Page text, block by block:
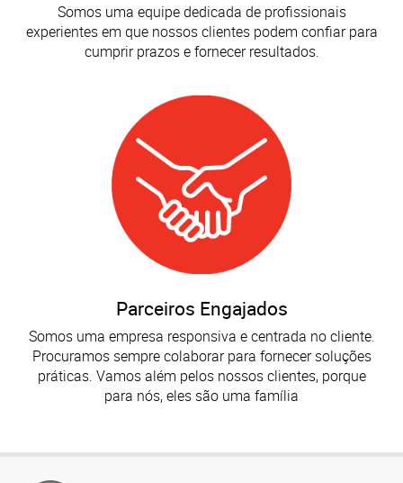
Somos uma equipe dedicada de profissionais
experientes em que nossos clientes podem confiar para
cumprir prazos e fornecer resultados.
Parceiros Engajados
Somos uma empresa responsiva e centrada no cliente.
Procuramos sempre colaborar para fornecer soluções
práticas. Vamos além pelos nossos clientes, porque
para nós, eles são uma família